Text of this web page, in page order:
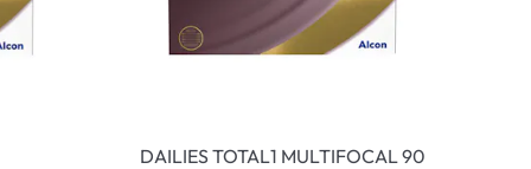
DAILIES TOTAL1 MULTIFOCAL 90